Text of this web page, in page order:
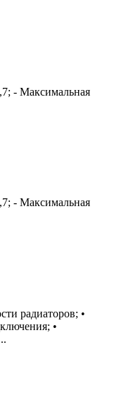
- Максимальная
- Максимальная
радиаторов; •
•